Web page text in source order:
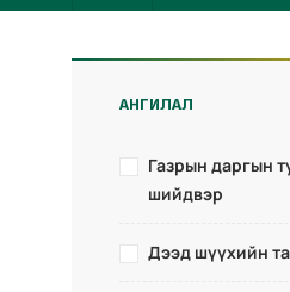
АНГИЛАЛ
Газрын даргын
шийдвэр
Дээд шүүхийн